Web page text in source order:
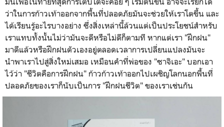
ว่าในการก้าวเท้าออกจากพื้นที่ปลอดภัยมันจะช่วยให้เราโตขึ้น และ
ได้เรียนรู้อะไรบางอย่าง ซึ่งสิ่งเหล่านี้ล้วนแต่เป็นประโยชน์สำหรับ
เราแทบทั้งนั้นไม่ว่ามันจะดีหรือไม่ดีก็ตามที หากแต่เรา "ฝึกฝน"
มาดีแล้วหรือฝึกฝนตัวเองอยู่ตลอดเวลาการเปลี่ยนแปลงมันจะ
นำพาเราไปสู่สิ่งใหม่เสมอ เหมือนคำที่พ่อของ "ซาจิเอะ" บอกเอา
ไว้ว่า "ชีวิตคือการฝึกฝน" ก้าวก้าวเท้าออกไปเผชิญโลกนอกพื้นที่
ปลอดภัยของเราก็นับเป็นการ "ฝึกฝนชีวิต" ของเราเช่นกัน